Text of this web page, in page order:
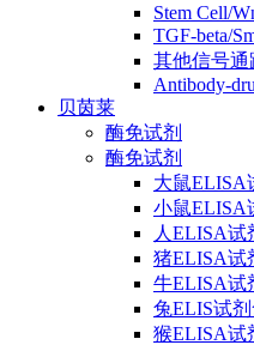
Stem Cell/
TGF-beta/
其他信号通
Antibody-
贝茵莱
酶免试剂
酶免试剂
大鼠ELISA
小鼠ELISA
人ELISA试
猪ELISA试
牛ELISA试
兔ELIS试
猴ELISA试